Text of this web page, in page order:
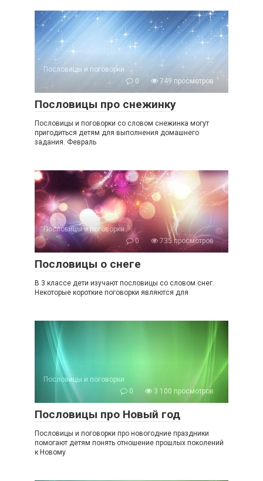
Пословицы и поговорки
0
749 просмотров
Пословицы про снежинку
Пословицы и поговорки со словом снежинка могут
пригодиться детям для выполнения домашнего
задания. Февраль
Пословицы и поговорки
0
735 просмотров
Пословицы о снеге
В 3 классе дети изучают пословицы со словом снег.
Некоторые короткие поговорки являются для
Пословицы и поговорки
0
3 100 просмотров
Пословицы про Новый год
Пословицы и поговорки про новогодние праздники
помогают детям понять отношение прошлых поколений
к Новому